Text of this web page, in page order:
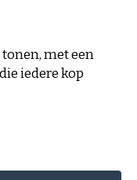
met een
iedere kop